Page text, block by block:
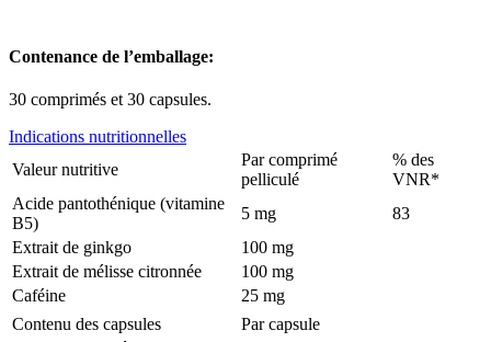
Contenance de l’emballage:
30 comprimés et 30 capsules.
Indications nutritionnelles
Valeur nutritive
Par comprimé
pelliculé
% des
VNR*
Acide pantothénique (vitamine
B5)
5 mg
83
Extrait de ginkgo
100 mg
Extrait de mélisse citronnée
100 mg
Caféine
25 mg
Contenu des capsules
Par capsule